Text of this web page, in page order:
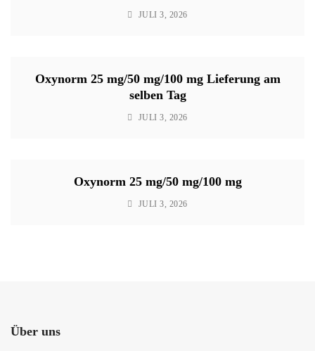
JULI 3, 2026
Oxynorm 25 mg/50 mg/100 mg Lieferung am
selben Tag
JULI 3, 2026
Oxynorm 25 mg/50 mg/100 mg
JULI 3, 2026
Über uns